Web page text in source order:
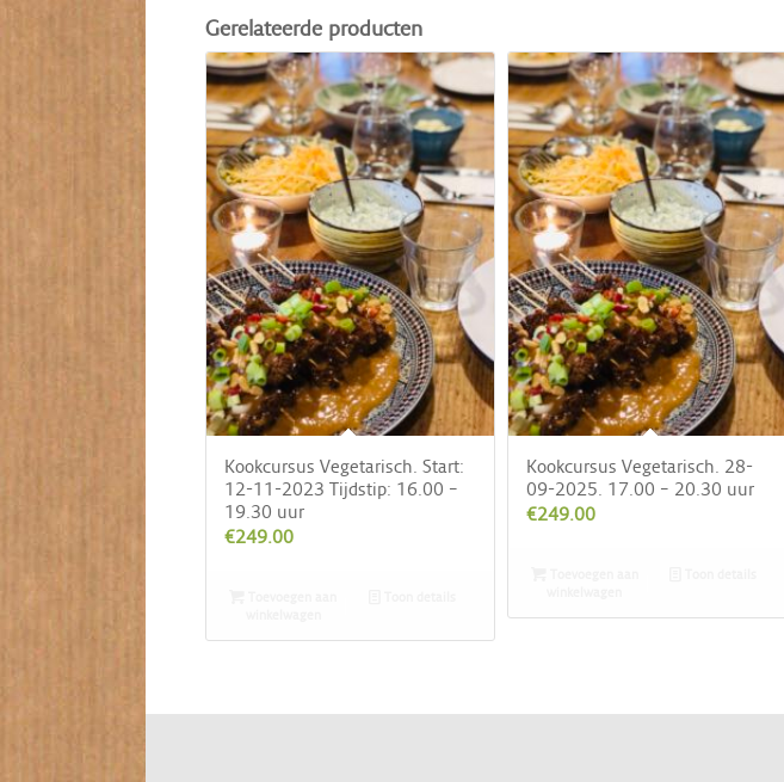
Gerelateerde producten
Kookcursus Vegetarisch. Start:
12-11-2023 Tijdstip: 16.00 –
19.30 uur
€249.00
Kookcursus Vegetarisch. 28-
09-2025. 17.00 – 20.30 uur
€249.00